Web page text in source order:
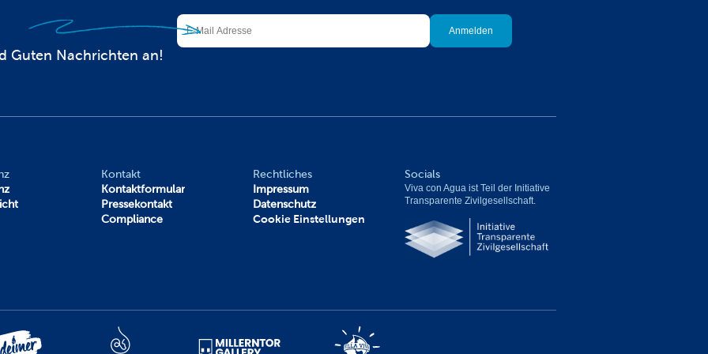
Guten Nachrichten an!
Kontakt
Kontaktformular
Pressekontakt
Compliance
Rechtliches
Impressum
Datenschutz
Cookie Einstellungen
Socials
Viva con Agua ist Teil der Initiative
Transparente Zivilgesellschaft.